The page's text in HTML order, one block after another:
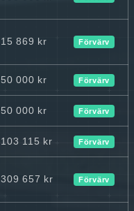
15 869 kr Förvärv
50 000 kr Förvärv
50 000 kr Förvärv
103 115 kr Förvärv
309 657 kr Förvärv